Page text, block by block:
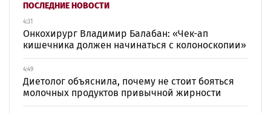
ПОСЛЕДНИЕ НОВОСТИ
4:31
Онкохирург Владимир Балабан: «Чек-ап
кишечника должен начинаться с колоноскопии»
4:49
Диетолог объяснила, почему не стоит бояться
молочных продуктов привычной жирности